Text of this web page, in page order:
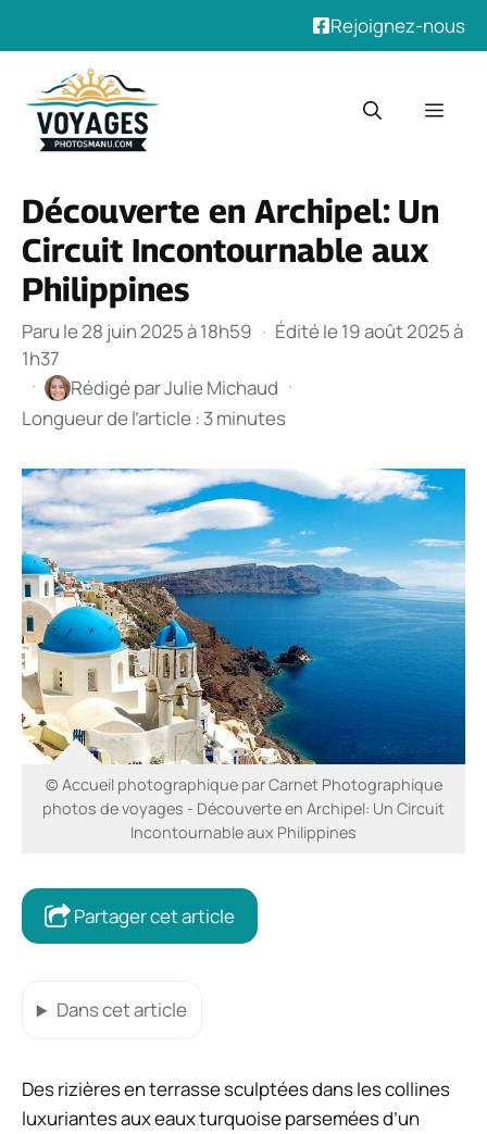
Rejoignez-nous
contenu
Découverte en Archipel: Un
Circuit Incontournable aux
Philippines
Paru le 28 juin 2025 à 18h59 · Édité le 19 août 2025 à
1h37
·
Rédigé parJulie Michaud ·
Longueur de l’article : 3 minutes
© Accueil photographique par Carnet Photographique
photos de voyages - Découverte en Archipel: Un Circuit
Incontournable aux Philippines
Partager cet article
Dans cet article
Des rizières en terrasse sculptées dans les collines
luxuriantes aux eaux turquoise parsemées d’un